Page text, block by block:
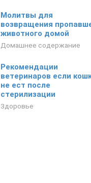
Молитвы для
возвращения
животного домой
Домашнее содержание
Рекомендации
ветеринаров если
не ест после
стерилизации
Здоровье